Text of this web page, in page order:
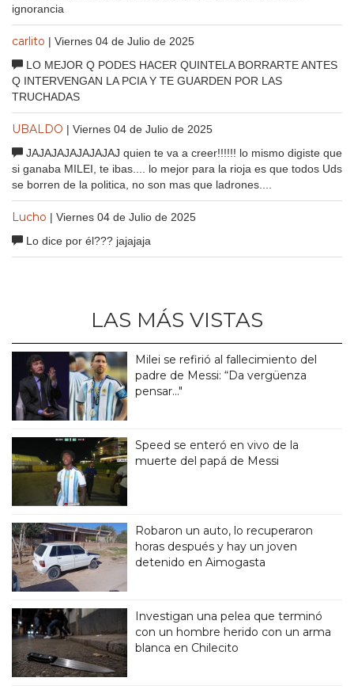
ignorancia
carlito | Viernes 04 de Julio de 2025
LO MEJOR Q PODES HACER QUINTELA BORRARTE ANTES
Q INTERVENGAN LA PCIA Y TE GUARDEN POR LAS
TRUCHADAS
UBALDO | Viernes 04 de Julio de 2025
JAJAJAJAJAJAJAJ quien te va a creer!!!!!! lo mismo digiste que
si ganaba MILEI, te ibas.... lo mejor para la rioja es que todos Uds
se borren de la politica, no son mas que ladrones....
Lucho | Viernes 04 de Julio de 2025
Lo dice por él??? jajajaja
LAS MÁS VISTAS
Milei se refirió al fallecimiento del
padre de Messi: “Da vergüenza
pensar..."
Speed se enteró en vivo de la
muerte del papá de Messi
Robaron un auto, lo recuperaron
horas después y hay un joven
detenido en Aimogasta
Investigan una pelea que terminó
con un hombre herido con un arma
blanca en Chilecito